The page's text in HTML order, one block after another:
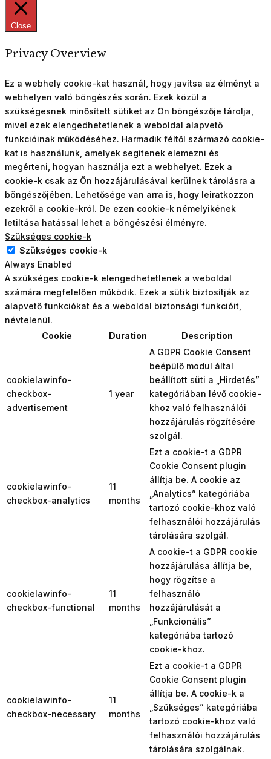
Close
Privacy Overview
Ez a webhely cookie-kat használ, hogy javítsa az élményt a
webhelyen való böngészés során. Ezek közül a
szükségesnek minősített sütiket az Ön böngészője tárolja,
mivel ezek elengedhetetlenek a weboldal alapvető
funkcióinak működéséhez. Harmadik féltől származó cookie-
kat is használunk, amelyek segítenek elemezni és
megérteni, hogyan használja ezt a webhelyet. Ezek a
cookie-k csak az Ön hozzájárulásával kerülnek tárolásra a
böngészőjében. Lehetősége van arra is, hogy leiratkozzon
ezekről a cookie-król. De ezen cookie-k némelyikének
letiltása hatással lehet a böngészési élményre.
Szükséges cookie-k
Szükséges cookie-k
Always Enabled
A szükséges cookie-k elengedhetetlenek a weboldal
számára megfelelően működik. Ezek a sütik biztosítják az
alapvető funkciókat és a weboldal biztonsági funkcióit,
névtelenül.
Cookie
Duration Description
cookielawinfo-
checkbox-
advertisement
1 year
A GDPR Cookie Consent
beépülő modul által
beállított süti a „Hirdetés”
kategóriában lévő cookie-
khoz való felhasználói
hozzájárulás rögzítésére
szolgál.
cookielawinfo-
checkbox-analytics
11
months
Ezt a cookie-t a GDPR
Cookie Consent plugin
állítja be. A cookie az
„Analytics” kategóriába
tartozó cookie-khoz való
felhasználói hozzájárulás
tárolására szolgál.
cookielawinfo-
checkbox-functional
11
months
A cookie-t a GDPR cookie
hozzájárulása állítja be,
hogy rögzítse a
felhasználó
hozzájárulását a
„Funkcionális”
kategóriába tartozó
cookie-khoz.
cookielawinfo-
checkbox-necessary
11
months
Ezt a cookie-t a GDPR
Cookie Consent plugin
állítja be. A cookie-k a
„Szükséges” kategóriába
tartozó cookie-khoz való
felhasználói hozzájárulás
tárolására szolgálnak.